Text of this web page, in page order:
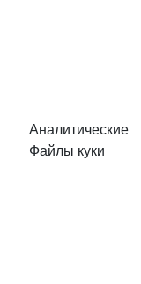
Аналитические
Файлы куки